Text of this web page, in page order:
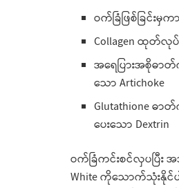
ဝက်ခြံဖြစ်ခြင်းမှ
Collagen ထုတ်လုပ်
အရေပြားအစိုဓာ
သော Artichoke
Glutathione ဓ
ပေးသော Dextrin
ဝက်ခြံကင်းစင်လှပပြီး
White ကိုသောက်သုံးနိုင်